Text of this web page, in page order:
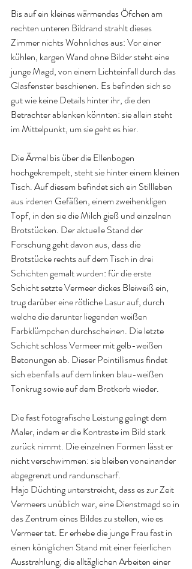
Bis auf ein kleines wärmendes Öfchen am
rechten unteren Bildrand strahlt dieses
Zimmer nichts Wohnliches aus: Vor einer
kühlen, kargen Wand ohne Bilder steht eine
junge Magd, von einem Lichteinfall durch das
Glasfenster beschienen. Es befinden sich so
gut wie keine Details hinter ihr, die den
Betrachter ablenken könnten: sie allein steht
im Mittelpunkt, um sie geht es hier.
Die Ärmel bis über die Ellenbogen
hochgekrempelt, steht sie hinter einem kleinen
Tisch. Auf diesem befindet sich ein Stillleben
aus irdenen Gefäßen, einem zweihenkligen
Topf, in den sie die Milch gieß und einzelnen
Brotstücken. Der aktuelle Stand der
Forschung geht davon aus, dass die
Brotstücke rechts auf dem Tisch in drei
Schichten gemalt wurden: für die erste
Schicht setzte Vermeer dickes Bleiweiß ein,
trug darüber eine rötliche Lasur auf, durch
welche die darunter liegenden weißen
Farbklümpchen durchscheinen. Die letzte
Schicht schloss Vermeer mit gelb-weißen
Betonungen ab. Dieser Pointillismus findet
sich ebenfalls auf dem linken blau-weißen
Tonkrug sowie auf dem Brotkorb wieder.
Die fast fotografische Leistung gelingt dem
Maler, indem er die Kontraste im Bild stark
zurück nimmt. Die einzelnen Formen lässt er
nicht verschwimmen: sie bleiben voneinander
abgegrenzt und randunscharf.
Hajo Düchting unterstreicht, dass es zur Zeit
Vermeers unüblich war, eine Dienstmagd so in
das Zentrum eines Bildes zu stellen, wie es
Vermeer tat. Er erhebe die junge Frau fast in
einen königlichen Stand mit einer feierlichen
Ausstrahlung; die alltäglichen Arbeiten einer